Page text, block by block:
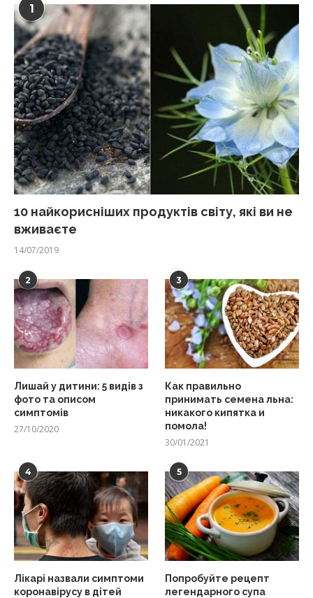
1
10 найкорисніших продуктів світу, які ви не
вживаєте
14/07/2019
2
Лишай у дитини: 5 видів з
фото та описом
симптомів
27/10/2020
3
Как правильно
принимать семена льна:
никакого кипятка и
помола!
30/01/2021
4
Лікарі назвали симптоми
коронавірусу в дітей
5
Попробуйте рецепт
легендарного супа